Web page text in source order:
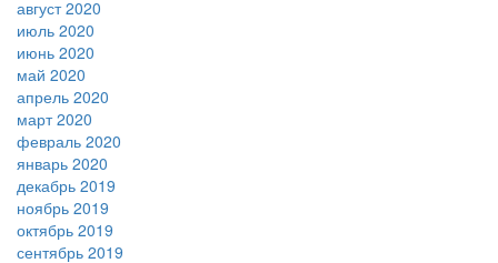
август 2020
июль 2020
июнь 2020
май 2020
апрель 2020
март 2020
февраль 2020
январь 2020
декабрь 2019
ноябрь 2019
октябрь 2019
сентябрь 2019